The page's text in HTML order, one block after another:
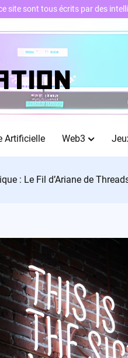
Artificielle Web3
: Le Fil d’Ariane de
site sont tous écrits par des